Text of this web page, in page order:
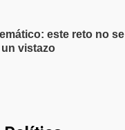
este reto no se
vistazo